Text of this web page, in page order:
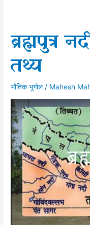
ब्रह्मपुत्र
तथ्य
भौतिक भूगोल/ Mahesh